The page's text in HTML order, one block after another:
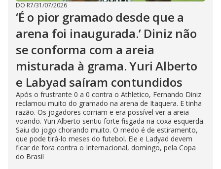
DO R7/31/07/2026
‘É o pior gramado desde que a
arena foi inaugurada.’ Diniz não
se conforma com a areia
misturada à grama. Yuri Alberto
e Labyad saíram contundidos
Após o frustrante 0 a 0 contra o Athletico, Fernando Diniz
reclamou muito do gramado na arena de Itaquera. E tinha
razão. Os jogadores corriam e era possível ver a areia
voando. Yuri Alberto sentiu forte fisgada na coxa esquerda.
Saiu do jogo chorando muito. O medo é de estiramento,
que pode tirá-lo meses do futebol. Ele e Ladyad devem
ficar de fora contra o Internacional, domingo, pela Copa
do Brasil